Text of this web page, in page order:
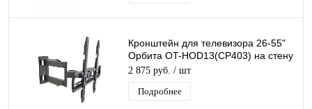
Кронштейн для телевизора 26-55"
Орбита OT-HOD13(CP403) на стену
наклонный поворотный для ТВ/
Монитора
2 875 руб. / шт
Подробнее